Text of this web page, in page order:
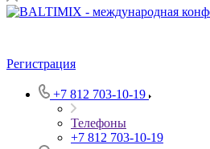
Регистрация
+7 812 703-10-19
Телефоны
+7 812 703-10-19